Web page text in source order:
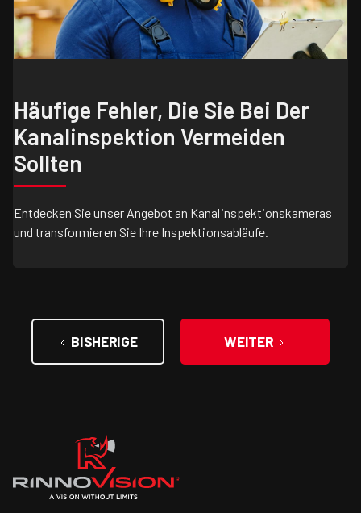
Häufige Fehler, Die Sie Bei Der
Kanalinspektion Vermeiden
Sollten
Entdecken Sie unser Angebot an Kanalinspektionskameras
und transformieren Sie Ihre Inspektionsabläufe.
BISHERIGE WEITER